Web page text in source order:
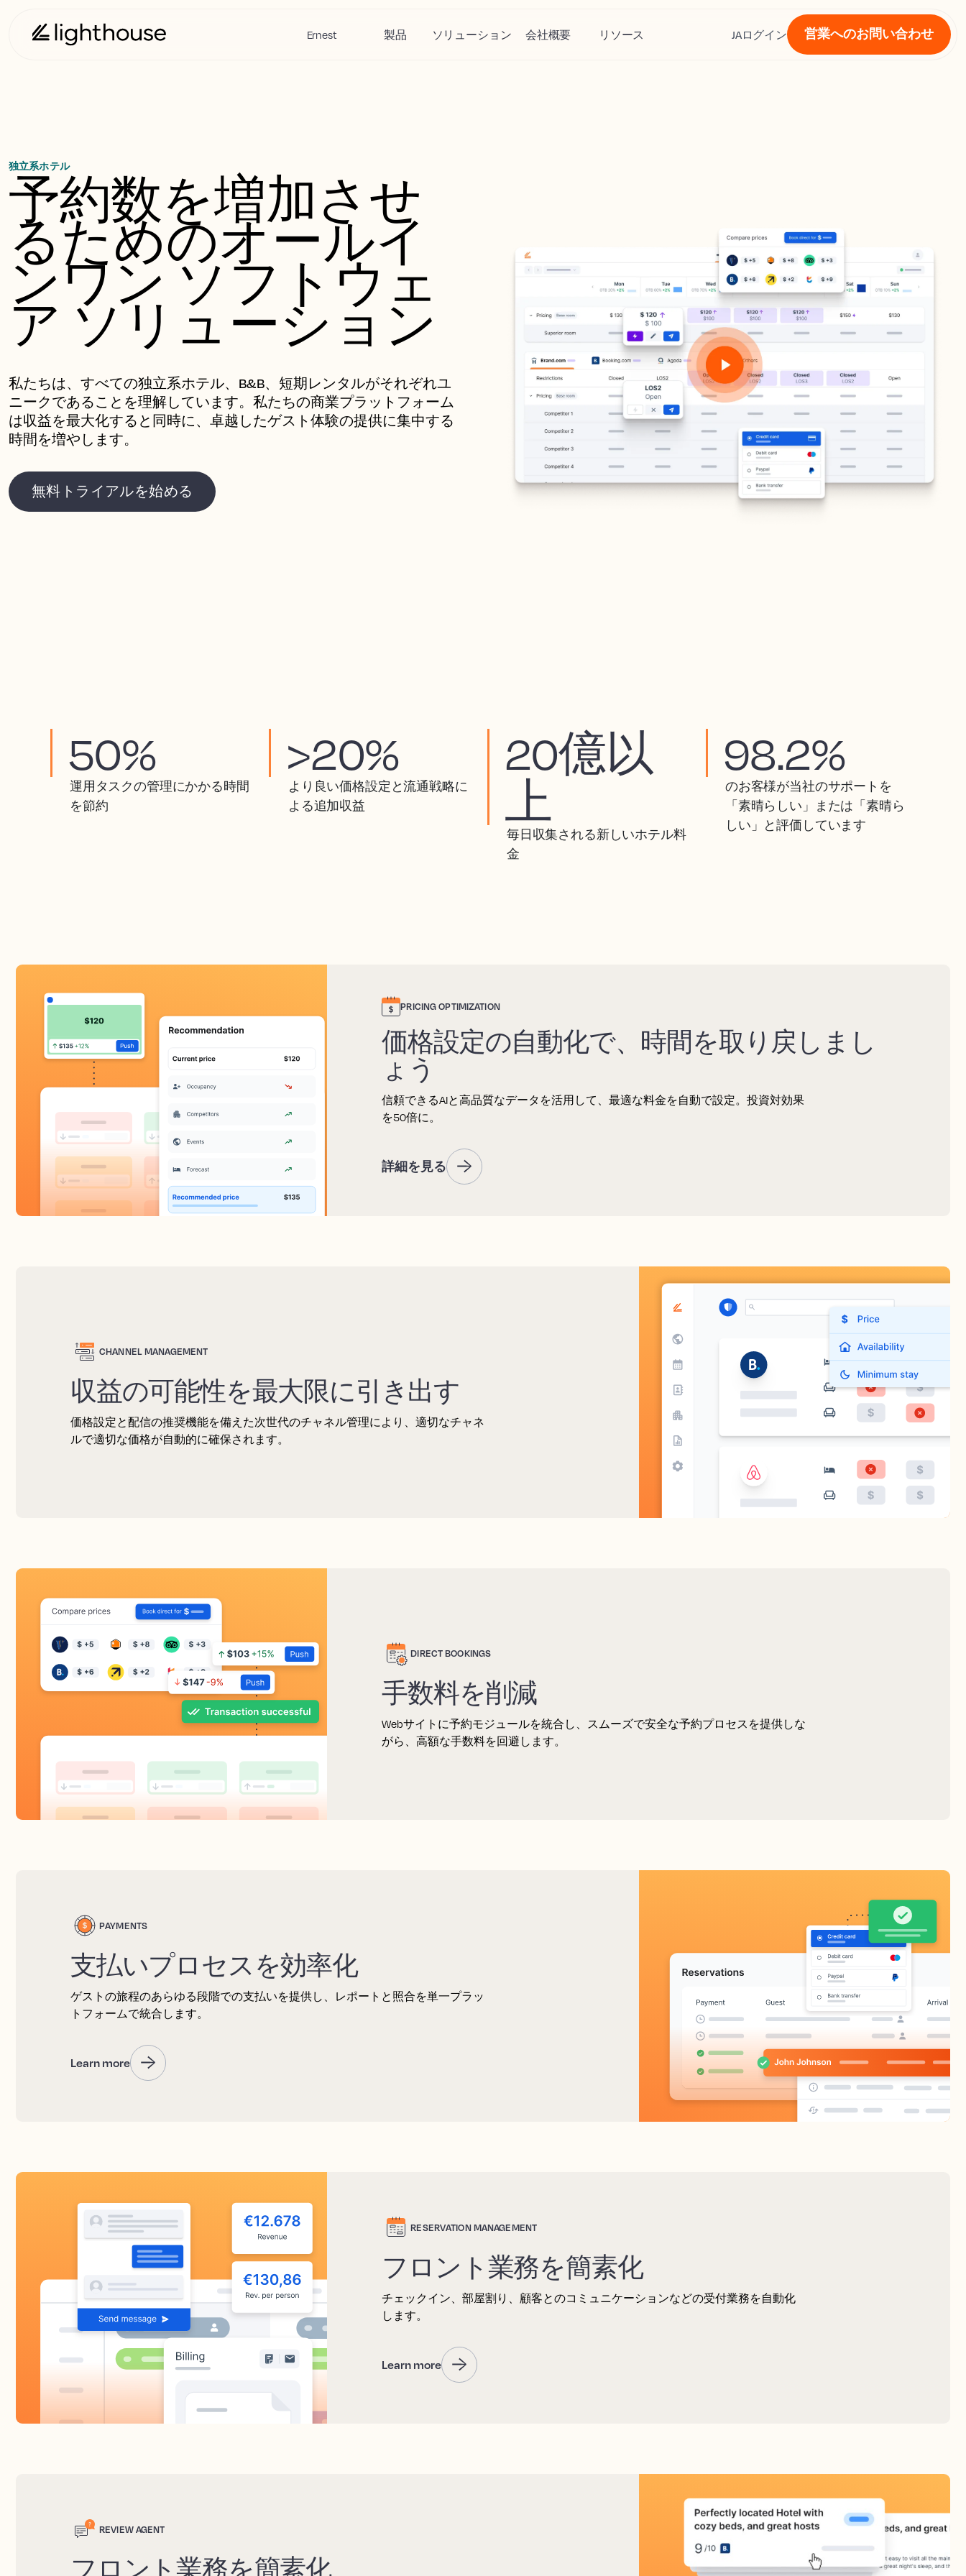
Ernest 製品 ソリューション 会社概要 リソース JAログイン 営業へのお問い合わせ
独立系ホテル
予約数を増加させ
るためのオールイ
ンワン ソフトウェ
ア ソリューション
私たちは、すべての独立系ホテル、B&B、短期レンタルがそれぞれユ
ニークであることを理解しています。私たちの商業プラットフォーム
は収益を最大化すると同時に、卓越したゲスト体験の提供に集中する
時間を増やします。
無料トライアルを始める
50%
運用タスクの管理にかかる時間
を節約
>20%
より良い価格設定と流通戦略に
よる追加収益
20億以
上
毎日収集される新しいホテル料
金
98.2%
のお客様が当社のサポートを
「素晴らしい」または「素晴ら
しい」と評価しています
PRICING OPTIMIZATION
価格設定の自動化で、時間を取り戻しまし
ょう
信頼できるAIと高品質なデータを活用して、最適な料金を自動で設定。投資対効果
を50倍に。
詳細を見る
CHANNEL MANAGEMENT
収益の可能性を最大限に引き出す
価格設定と配信の推奨機能を備えた次世代のチャネル管理により、適切なチャネ
ルで適切な価格が自動的に確保されます。
DIRECT BOOKINGS
手数料を削減
Webサイトに予約モジュールを統合し、スムーズで安全な予約プロセスを提供しな
がら、高額な手数料を回避します。
PAYMENTS
支払いプロセスを効率化
ゲストの旅程のあらゆる段階での支払いを提供し、レポートと照合を単一プラッ
トフォームで統合します。
Learn more
RESERVATION MANAGEMENT
フロント業務を簡素化
チェックイン、部屋割り、顧客とのコミュニケーションなどの受付業務を自動化
します。
Learn more
REVIEW AGENT
フロント業務を簡素化